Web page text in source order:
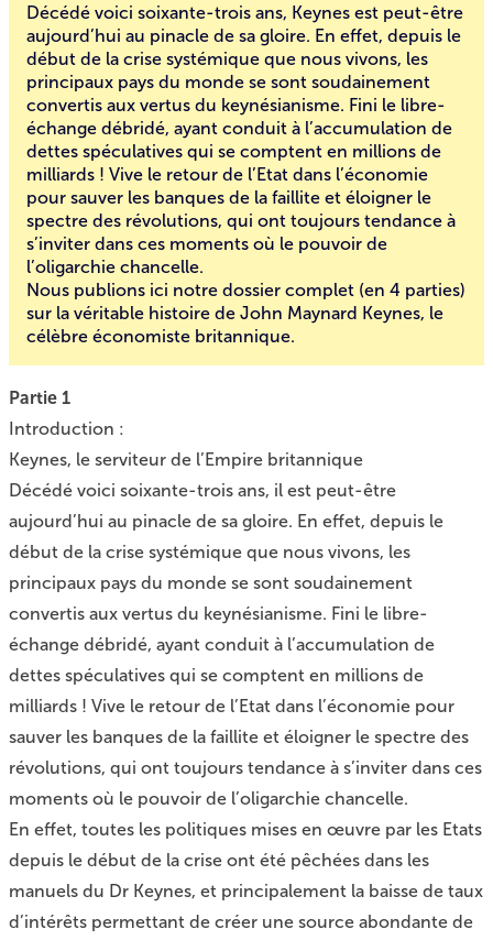
Décédé voici soixante-trois ans, Keynes est peut-être
aujourd’hui au pinacle de sa gloire. En effet, depuis le
début de la crise systémique que nous vivons, les
principaux pays du monde se sont soudainement
convertis aux vertus du keynésianisme. Fini le libre-
échange débridé, ayant conduit à l’accumulation de
dettes spéculatives qui se comptent en millions de
milliards ! Vive le retour de l’Etat dans l’économie
pour sauver les banques de la faillite et éloigner le
spectre des révolutions, qui ont toujours tendance à
s’inviter dans ces moments où le pouvoir de
l’oligarchie chancelle.
Nous publions ici notre dossier complet (en 4 parties)
sur la véritable histoire de John Maynard Keynes, le
célèbre économiste britannique.
Partie 1
Introduction :
Keynes, le serviteur de l’Empire britannique
Décédé voici soixante-trois ans, il est peut-être
aujourd’hui au pinacle de sa gloire. En effet, depuis le
début de la crise systémique que nous vivons, les
principaux pays du monde se sont soudainement
convertis aux vertus du keynésianisme. Fini le libre-
échange débridé, ayant conduit à l’accumulation de
dettes spéculatives qui se comptent en millions de
milliards ! Vive le retour de l’Etat dans l’économie pour
sauver les banques de la faillite et éloigner le spectre des
révolutions, qui ont toujours tendance à s’inviter dans ces
moments où le pouvoir de l’oligarchie chancelle.
En effet, toutes les politiques mises en œuvre par les Etats
depuis le début de la crise ont été pêchées dans les
manuels du Dr Keynes, et principalement la baisse de taux
d’intérêts permettant de créer une source abondante de